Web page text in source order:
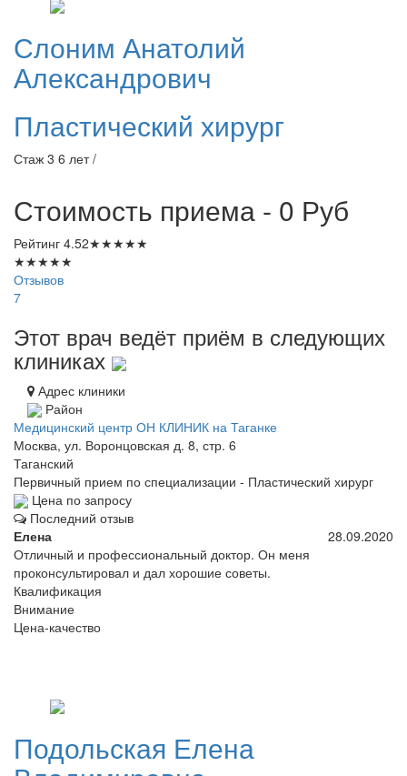
Слоним Анатолий
Александрович
Пластический хирург
Стаж 3 6 лет /
Стоимость приема - 0 Руб
Рейтинг 4.52★★★★★
★★★★★
Отзывов
7
Этот врач ведёт приём в следующих
клиниках
Адрес клиники
Район
Медицинский центр ОН КЛИНИК на Таганке
Москва, ул. Воронцовская д. 8, стр. 6
Таганский
Первичный прием по специализации - Пластический хирург
Цена по запросу
Последний отзыв
Елена
28.09.2020
Отличный и профессиональный доктор. Он меня
проконсультировал и дал хорошие советы.
Квалификация
Внимание
Цена-качество
Подольская Елена